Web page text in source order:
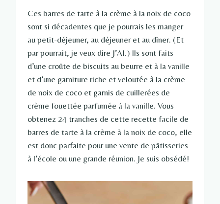
Ces barres de tarte à la crème à la noix de coco
sont si décadentes que je pourrais les manger
au petit-déjeuner, au déjeuner et au dîner. (Et
par pourrait, je veux dire J’AI.) Ils sont faits
d’une croûte de biscuits au beurre et à la vanille
et d’une garniture riche et veloutée à la crème
de noix de coco et garnis de cuillerées de
crème fouettée parfumée à la vanille. Vous
obtenez 24 tranches de cette recette facile de
barres de tarte à la crème à la noix de coco, elle
est donc parfaite pour une vente de pâtisseries
à l’école ou une grande réunion. Je suis obsédé!